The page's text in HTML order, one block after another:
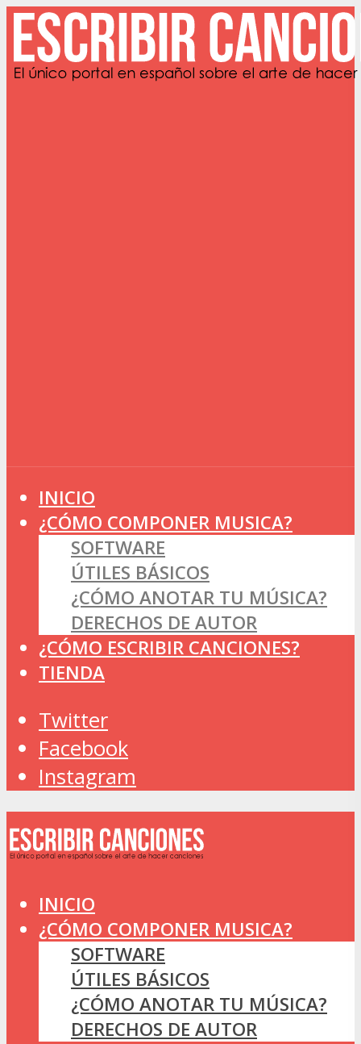
INICIO
¿CÓMO COMPONER MUSICA?
SOFTWARE
ÚTILES BÁSICOS
¿CÓMO ANOTAR TU MÚSICA?
DERECHOS DE AUTOR
¿CÓMO ESCRIBIR CANCIONES?
TIENDA
Twitter
Facebook
Instagram
INICIO
¿CÓMO COMPONER MUSICA?
SOFTWARE
ÚTILES BÁSICOS
¿CÓMO ANOTAR TU MÚSICA?
DERECHOS DE AUTOR